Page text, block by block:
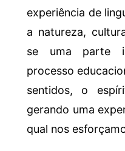
experiência de
a natureza,
se uma parte
processo
sentidos, o
gerando uma
qual nos